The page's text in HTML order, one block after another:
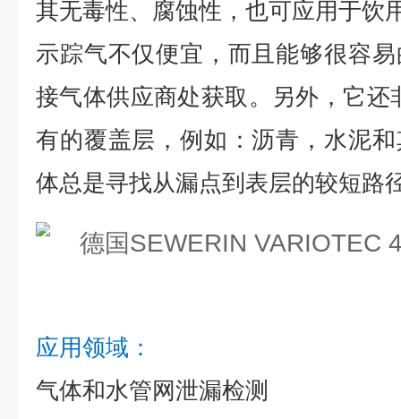
其无毒性、腐蚀性，也可应用于饮
示踪气不仅便宜，而且能够很容
接气体供应商处获取。另外，它还
有的覆盖层，例如：沥青，水泥
体总是寻找从漏点到表层的较短路
应用领域：
气体和水管网泄漏检测